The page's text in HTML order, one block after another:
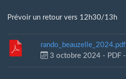
Prévoir un retour vers 12h30/13h
rando_beauzelle_2024.pdf
3 octobre 2024 - PDF-